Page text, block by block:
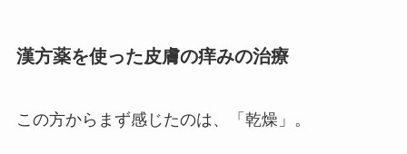
漢方薬を使った皮膚の痒みの治療
この方からまず感じたのは、「乾燥」。